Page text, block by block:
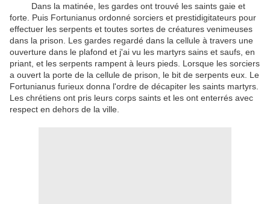
Dans la matinée, les gardes ont trouvé les saints gaie et
forte. Puis Fortunianus ordonné sorciers et prestidigitateurs pour
effectuer les serpents et toutes sortes de créatures venimeuses
dans la prison. Les gardes regardé dans la cellule à travers une
ouverture dans le plafond et j'ai vu les martyrs sains et saufs, en
priant, et les serpents rampent à leurs pieds. Lorsque les sorciers
a ouvert la porte de la cellule de prison, le bit de serpents eux. Le
Fortunianus furieux donna l'ordre de décapiter les saints martyrs.
Les chrétiens ont pris leurs corps saints et les ont enterrés avec
respect en dehors de la ville.